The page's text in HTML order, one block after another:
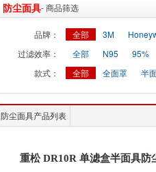
防尘面具- 商品筛选
品牌： 全部 3M
过滤效率：
全部 N95
95%
款式：
全部 全面罩 半
防尘面具产品列表
重松 DR10R 单滤盒半面具防